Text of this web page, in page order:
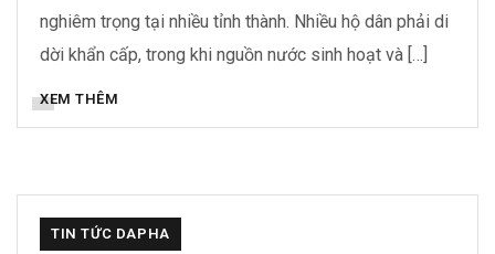
nghiêm trọng tại nhiều tỉnh thành. Nhiều hộ dân phải di
dời khẩn cấp, trong khi nguồn nước sinh hoạt và […]
XEM THÊM
TIN TỨC DAPHA